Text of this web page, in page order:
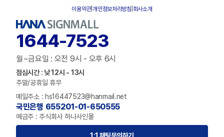
이용약관|개인정보처리방침 회사소개
1644-7523
월~금요일 : 오전 9시 - 오후 6시
점심시간 : 낮 12시 - 13시
주말/공휴일 휴무
메일주소 : hs16447523@hanmail.net
국민은행 655201-01-650555
예금주 : 주식회사 하나사인몰